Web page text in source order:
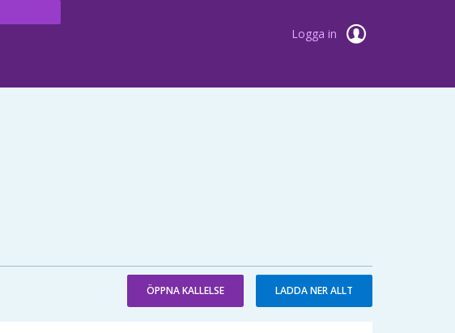
Logga in
ÖPPNA KALLELSE LADDA NER ALLT